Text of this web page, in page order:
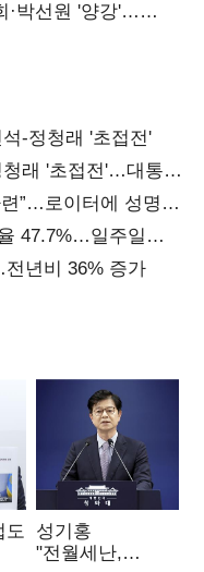
·박선원 '양강'…
-정청래 '초접전'
래 '초접전'…대통령
”…로이터에 성명
47.7%…일주일
년비 36% 증가
도
성기홍
"전월세난,